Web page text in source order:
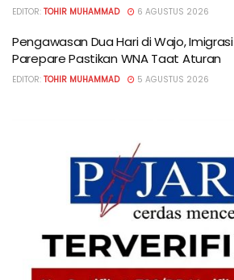
EDITOR: TOHIR MUHAMMAD 6 AGUSTUS 2026
Pengawasan Dua Hari di Wajo, Imigrasi
Parepare Pastikan WNA Taat Aturan
EDITOR: TOHIR MUHAMMAD 5 AGUSTUS 2026